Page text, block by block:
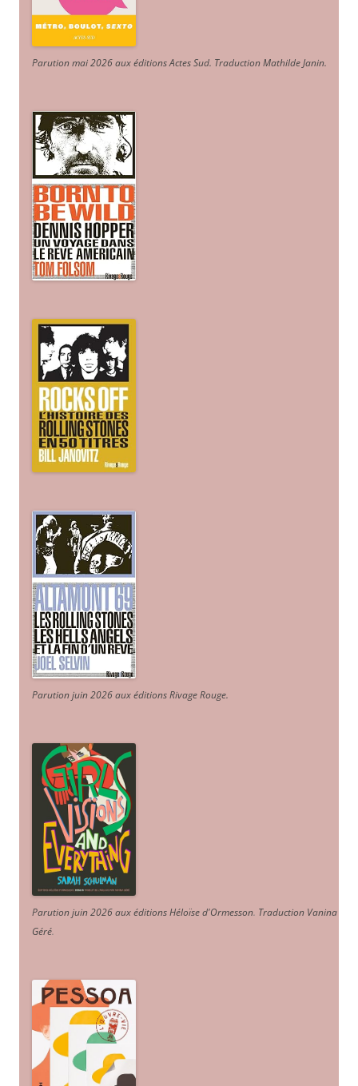
Parution mai 2026 aux éditions Actes Sud. Traduction Mathilde Janin.
Parution juin 2026 aux éditions Rivage Rouge.
Parution juin 2026 aux éditions Héloïse d'Ormesson. Traduction Vanina
Géré.